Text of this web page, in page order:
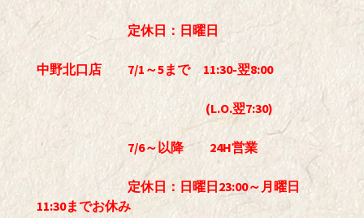
定休日：日曜日
中野北口店 7/1～5まで 11:30-翌8:00
(L.O.翌7:30)
7/6～以降 24H営業
定休日：日曜日23:00～月曜日
11:30までお休み